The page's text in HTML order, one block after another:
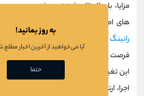
مزایا، با ملاحظات امنیتی و فنی مهمی
‌های اصلی می‌ توان به تشدید حملات
رانینگ
اشاره
فرصت واکنش، احتمال وقوع آنها افزایش
این تغییر فشار قابل توجهی بر کلاینت‌
اجرا، ارتباطات و اجماع وارد می‌کند و در
به روز بمانید!
آیا می‌خواهید از آخرین اخبار مطلع
حتما